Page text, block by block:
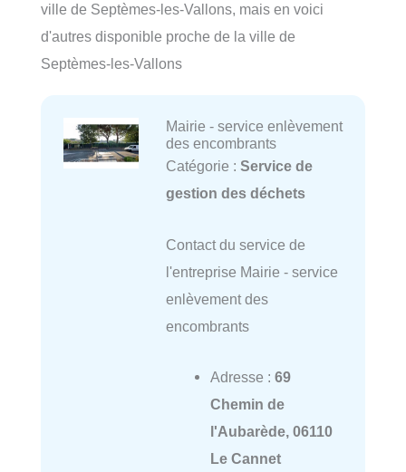
ville de Septèmes-les-Vallons, mais en voici
d'autres disponible proche de la ville de
Septèmes-les-Vallons
Mairie - service enlèvement
des encombrants
Catégorie : Service de
gestion des déchets
Contact du service de
l'entreprise Mairie - service
enlèvement des
encombrants
Adresse : 69
Chemin de
l'Aubarède, 06110
Le Cannet